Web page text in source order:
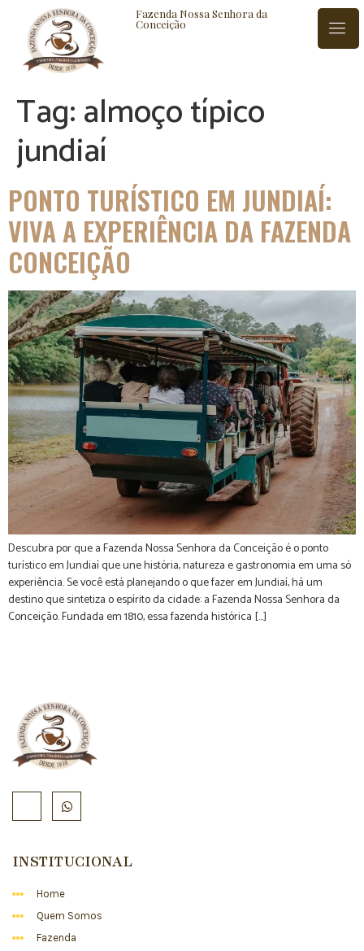
Fazenda Nossa Senhora da
Conceição
BLOG CONTATO
Tag:almoço típico
jundiaí
PONTO TURÍSTICO EM JUNDIAÍ:
VIVA A EXPERIÊNCIA DA FAZENDA
CONCEIÇÃO
Descubra por que a Fazenda Nossa Senhora da Conceição é o ponto
turístico em Jundiaí que une história, natureza e gastronomia em uma só
experiência. Se você está planejando o que fazer em Jundiaí, há um
destino que sintetiza o espírito da cidade: a Fazenda Nossa Senhora da
Conceição. Fundada em 1810, essa fazenda histórica […]
INSTITUCIONAL
Home
Quem Somos
Fazenda